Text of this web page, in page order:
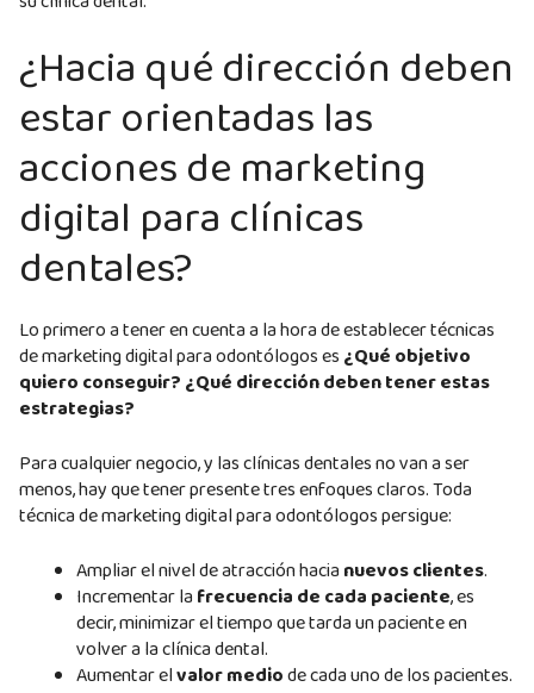
¿Hacia qué dirección deben
estar orientadas las
acciones de marketing
digital para clínicas
dentales?
Lo primero a tener en cuenta a la hora de establecer técnicas
de marketing digital para odontólogos es ¿Qué objetivo
quiero conseguir? ¿Qué dirección deben tener estas
estrategias?
Para cualquier negocio, y las clínicas dentales no van a ser
menos, hay que tener presente tres enfoques claros. Toda
técnica de marketing digital para odontólogos persigue:
Ampliar el nivel de atracción hacia nuevos clientes.
Incrementar la frecuencia de cada paciente, es
decir, minimizar el tiempo que tarda un paciente en
volver a la clínica dental.
Aumentar elvalor mediode cada uno de los pacientes.